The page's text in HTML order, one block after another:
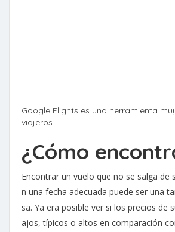
Google Flights es una herramienta
viajeros.
¿Cómo
Encontrar un vuelo que no se salga de
n una fecha adecuada puede ser una
sa. Ya era posible ver si los precios de
ajos, típicos o altos en comparación